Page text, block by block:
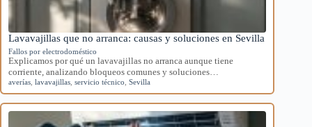
Lavavajillas que no arranca: causas y soluciones en Sevilla
Fallos por electrodoméstico
Explicamos por qué un lavavajillas no arranca aunque tiene
corriente, analizando bloqueos comunes y soluciones…
averías lavavajillas servicio técnico Sevilla